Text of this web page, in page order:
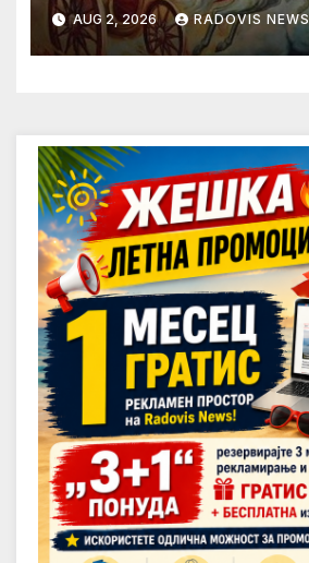
AUG 2, 2026 RADOVIS NEWS